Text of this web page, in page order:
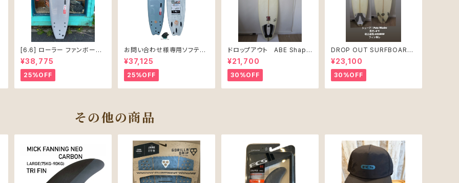
[6.6] ローラー ファンボード
ソフテック
¥38,775
25%OFF
お問い合わせ様専用ソフテッ
ク SALLY シャリー 6’6 ソフ
トボード 61L
¥37,125
25%OFF
ドロップアウト ABE Shape
PRO JUNIR MODEL モ
デル
¥21,700
30%OFF
DROP OUT SURFBOARD
シェープ：Pete Mcabe USE
D
¥23,100
30%OFF
その他の商品